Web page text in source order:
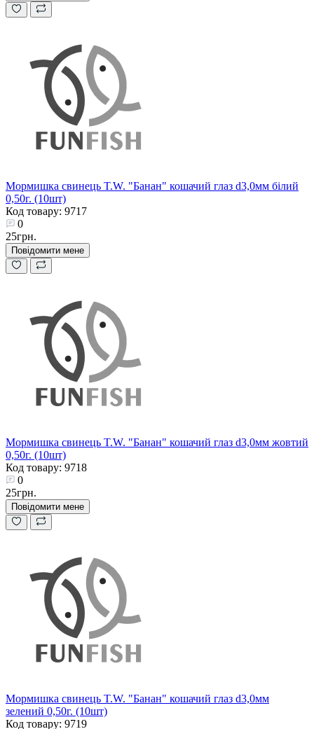
Мормишка свинець T.W. "Банан" кошачий глаз d3,0мм білий
0,50г. (10шт)
Код товару: 9717
0
25грн.
Повідомити мене
Мормишка свинець T.W. "Банан" кошачий глаз d3,0мм жовтий
0,50г. (10шт)
Код товару: 9718
0
25грн.
Повідомити мене
Мормишка свинець T.W. "Банан" кошачий глаз d3,0мм
зелений 0,50г. (10шт)
Код товару: 9719